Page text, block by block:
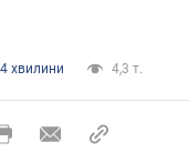
4 хвилини 4,3 т.